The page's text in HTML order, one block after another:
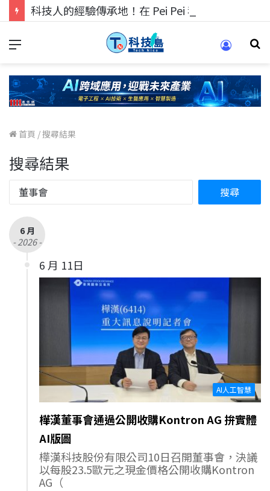
首頁 /搜尋結果
搜尋結果
6 月
- 2026 -
6 月 11日
AI人工智慧
樺漢董事會通過公開收購Kontron AG 拚實體
AI版圖
樺漢科技股份有限公司10日召開董事會，決議
以每股23.5歐元之現金價格公開收購Kontron
AG（